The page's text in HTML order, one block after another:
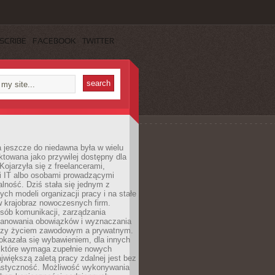
FACEBOOK TWITTER
jeszcze do niedawna była w wielu
jako przywilej dostępny dla
się z freelancerami,
IT albo osobami prowadzącymi
Dziś stała się jednym z
modeli organizacji pracy i na stałe
krajobraz nowoczesnych firm.
komunikacji, zarządzania
obowiązków i wyznaczania
życiem zawodowym a prywatnym.
się wybawieniem, dla innych
wymaga zupełnie nowych
zaletą pracy zdalnej jest bez
Możliwość wykonywania